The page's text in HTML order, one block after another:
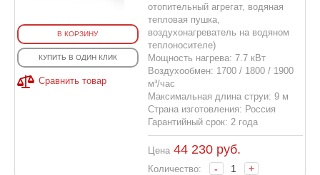
В КОРЗИНУ
КУПИТЬ В ОДИН КЛИК
Сравнить товар
отопительный агрегат, водяная
тепловая пушка,
воздухонагреватель на водяном
теплоносителе)
Мощность нагрева: 7.7 кВт
Воздухообмен: 1700 / 1800 / 1900
м³/час
Максимальная длина струи: 9 м
Страна изготовления: Россия
Гарантийный срок: 2 года
Цена 44 230руб.
Количество: - +